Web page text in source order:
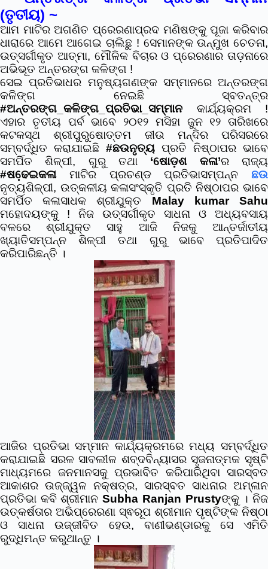
(ତୃତୀୟ) ~
ଆମ ମାଟିର ଅଗଣିତ ପ୍ରେରଣାପ୍ରଦ ମଣିଷଙ୍କୁ ପୂଜା କରିବାର
ଧାରାରେ ଆମେ ଆଗେଇ ଚାଲିଛୁ ! ସେମାନଙ୍କ ଉନ୍ମୁଖ ଚେତନା,
ଉତ୍ସର୍ଗୀକୃତ ଆତ୍ମା, ମୌଳିକ ବିଚାର ଓ ପ୍ରେରଣାର ତାଡ଼ନାରେ
ଅଭିଭୂତ ଅନ୍ତରଙ୍ଗ କଳିଙ୍ଗ !
ସେଇ ପ୍ରତିଭାଧର ମନୁଷ୍ୟଗଣଙ୍କ ସମ୍ମାନରେ ଅନ୍ତରଙ୍ଗ
କଳିଙ୍ଗ ନେଇଛି ସ୍ବତନ୍ତ୍ର
#ଅନ୍ତରଙ୍ଗ_କଳିଙ୍ଗ_ପ୍ରତିଭା_ସମ୍ମାନ କାର୍ଯ୍ୟକ୍ରମ !
ଏହାର ତୃତୀୟ ପର୍ବ ଭାବେ ୨୦୧୨ ମସିହା ଜୁନ ୧୨ ତାରିଖରେ
କଟକସ୍ଥ ଶ୍ରୀପୁରୁଷୋତ୍ତମ ଜୀଉ ମନ୍ଦିର ପରିସରରେ
ସମ୍ବର୍ଦ୍ଧିତ କରାଯାଇଛି #ଛଉନୃତ୍ୟ ପ୍ରତି ନିଷ୍ଠାପର ଭାବେ
ସମର୍ପିତ ଶିଳ୍ପୀ, ଗୁରୁ ତଥା ‘ଷୋଡ଼ଶ କଳା’ର ରାଜ୍ୟ
#ଷଢେ଼ଇକଳାମାଟିର ପ୍ରଚଣ୍ଡ ପ୍ରତିଭାସମ୍ପନ୍ନ ଛଉ
ନୃତ୍ୟଶିଳ୍ପୀ, ଉତ୍କଳୀୟ କଳାସଂସ୍କୃତି ପ୍ରତି ନିଷ୍ଠାପର ଭାବେ
ସମର୍ପିତ କଳାସାଧକ ଶ୍ରୀଯୁକ୍ତ Malay kumar Sahu
ମହୋଦୟଙ୍କୁ ! ନିଜ ଉତ୍ସର୍ଗୀକୃତ ସାଧନା ଓ ଅଧ୍ୟବସାୟ
ବଳରେ ଶ୍ରୀଯୁକ୍ତ ସାହୁ ଆଜି ନିଜକୁ ଆନ୍ତର୍ଜାତୀୟ
ଖ୍ୟାତିସମ୍ପନ୍ନ ଶିଳ୍ପୀ ତଥା ଗୁରୁ ଭାବେ ପ୍ରତିପାଦିତ
କରିପାରିଛନ୍ତି ।
ଆଜିର ପ୍ରତିଭା ସମ୍ମାନ କାର୍ଯ୍ୟକ୍ରମରେ ମଧ୍ୟ ସମ୍ବର୍ଦ୍ଧିତ
କରାଯାଇଛି ସରଳ ସାବଲୀଳ ଶବ୍ଦବିନ୍ୟାସର ସୃଜନାତ୍ମକ ସୃଷ୍ଟି
ମାଧ୍ୟମରେ ଜନମାନସକୁ ପ୍ରଭାବିତ କରିପାରିଥିବା ସାରସ୍ବତ
ଆକାଶର ଉଜ୍ଜ୍ୱଳ ନକ୍ଷତ୍ର, ସାରସ୍ବତ ସାଧନାର ଅମ୍ଳାନ
ପ୍ରତିଭା କବି ଶ୍ରୀମାନSubha Ranjan Prustyଙ୍କୁ ।ନିଜ
ଉତ୍କର୍ଷତାର ଅଭିପ୍ରେରଣା ସ୍ଵରୂପ ଶ୍ରୀମାନ ପୃଷ୍ଟିଙ୍କ ନିଷ୍ଠା
ଓ ସାଧନା ଉଜ୍ଜୀବିତ ହେଉ, ବାଣୀଭଣ୍ଡାରକୁ ସେ ଏମିତି
ରୁଦ୍ଧିମନ୍ତ କରୁଥାନ୍ତୁ ।